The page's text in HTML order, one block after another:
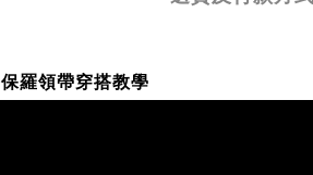
保羅領帶穿搭教學